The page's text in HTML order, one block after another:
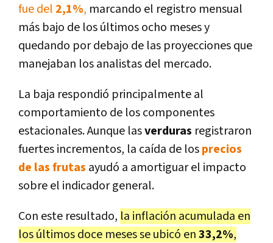
fue del 2,1%, marcando el registro mensual
más bajo de los últimos ocho meses y
quedando por debajo de las proyecciones que
manejaban los analistas del mercado.
La baja respondió principalmente al
comportamiento de los componentes
estacionales. Aunque lasverduras registraron
fuertes incrementos, la caída de losprecios
de las frutas ayudó a amortiguar el impacto
sobre el indicador general.
Con este resultado, la inflación acumulada en
los últimos doce meses se ubicó en33,2%,